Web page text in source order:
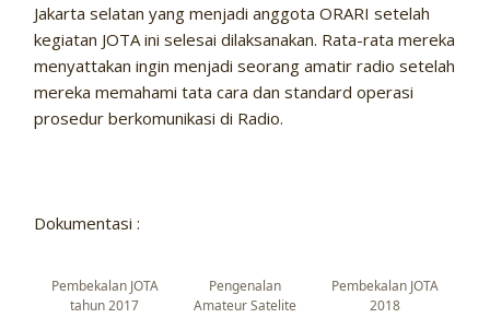
Jakarta selatan yang menjadi anggota ORARI setelah
kegiatan JOTA ini selesai dilaksanakan. Rata-rata mereka
menyattakan ingin menjadi seorang amatir radio setelah
mereka memahami tata cara dan standard operasi
prosedur berkomunikasi di Radio.
Dokumentasi :
Pembekalan JOTA
tahun 2017
Pengenalan
Amateur Satelite
Pembekalan JOTA
2018